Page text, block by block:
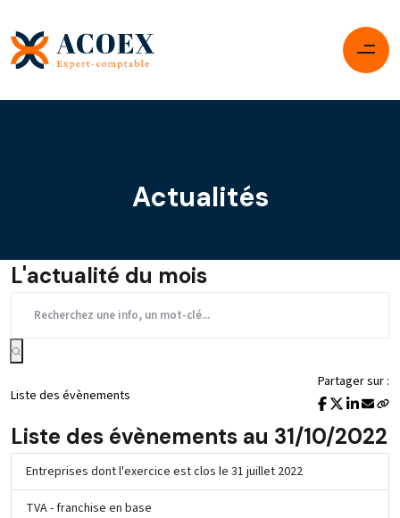
Actualités
L'actualité du mois
Liste des évènements
Partager sur :
Liste des évènements au 31/10/2022
Entreprises dont l'exercice est clos le 31 juillet 2022
TVA - franchise en base